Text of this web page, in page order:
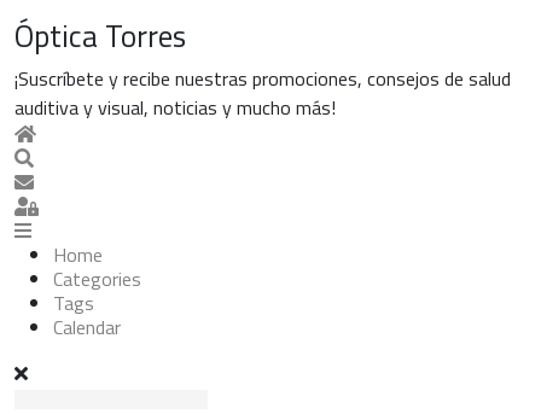
Óptica Torres
¡Suscríbete y recibe nuestras promociones, consejos de salud
auditiva y visual, noticias y mucho más!
Home
Search
Suscribirse a las actualizaciones
Sign In
Home
Categories
Tags
Calendar